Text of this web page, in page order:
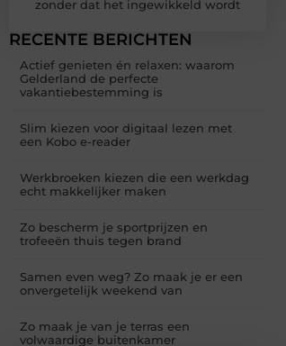
zonder dat het ingewikkeld wordt
RECENTE BERICHTEN
Actief genieten én relaxen: waarom
Gelderland de perfecte
vakantiebestemming is
Slim kiezen voor digitaal lezen met
een Kobo e-reader
Werkbroeken kiezen die een werkdag
echt makkelijker maken
Zo bescherm je sportprijzen en
trofeeën thuis tegen brand
Samen even weg? Zo maak je er een
onvergetelijk weekend van
Zo maak je van je terras een
volwaardige buitenkamer